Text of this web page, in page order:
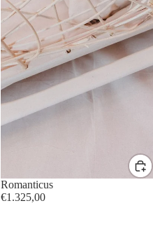
Romanticus
€1.325,00